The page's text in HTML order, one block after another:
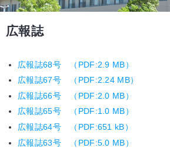
広報誌
広報誌68号 （PDF:2.9 MB）
広報誌67号 （PDF:2.24 MB）
広報誌66号 （PDF:2.0 MB）
広報誌65号 （PDF:1.0 MB）
広報誌64号 （PDF:651 kB）
広報誌63号 （PDF:5.0 MB）